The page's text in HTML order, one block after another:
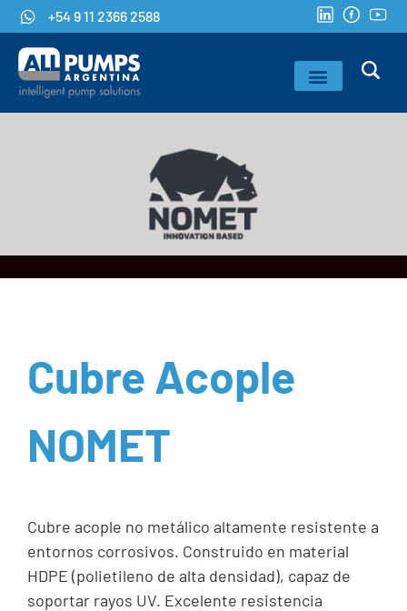
+54 9 11 2366 2588
Cubre Acople
NOMET
Cubre acople no metálico altamente resistente a
entornos corrosivos. Construido en material
HDPE (polietileno de alta densidad), capaz de
soportar rayos UV. Excelente resistencia